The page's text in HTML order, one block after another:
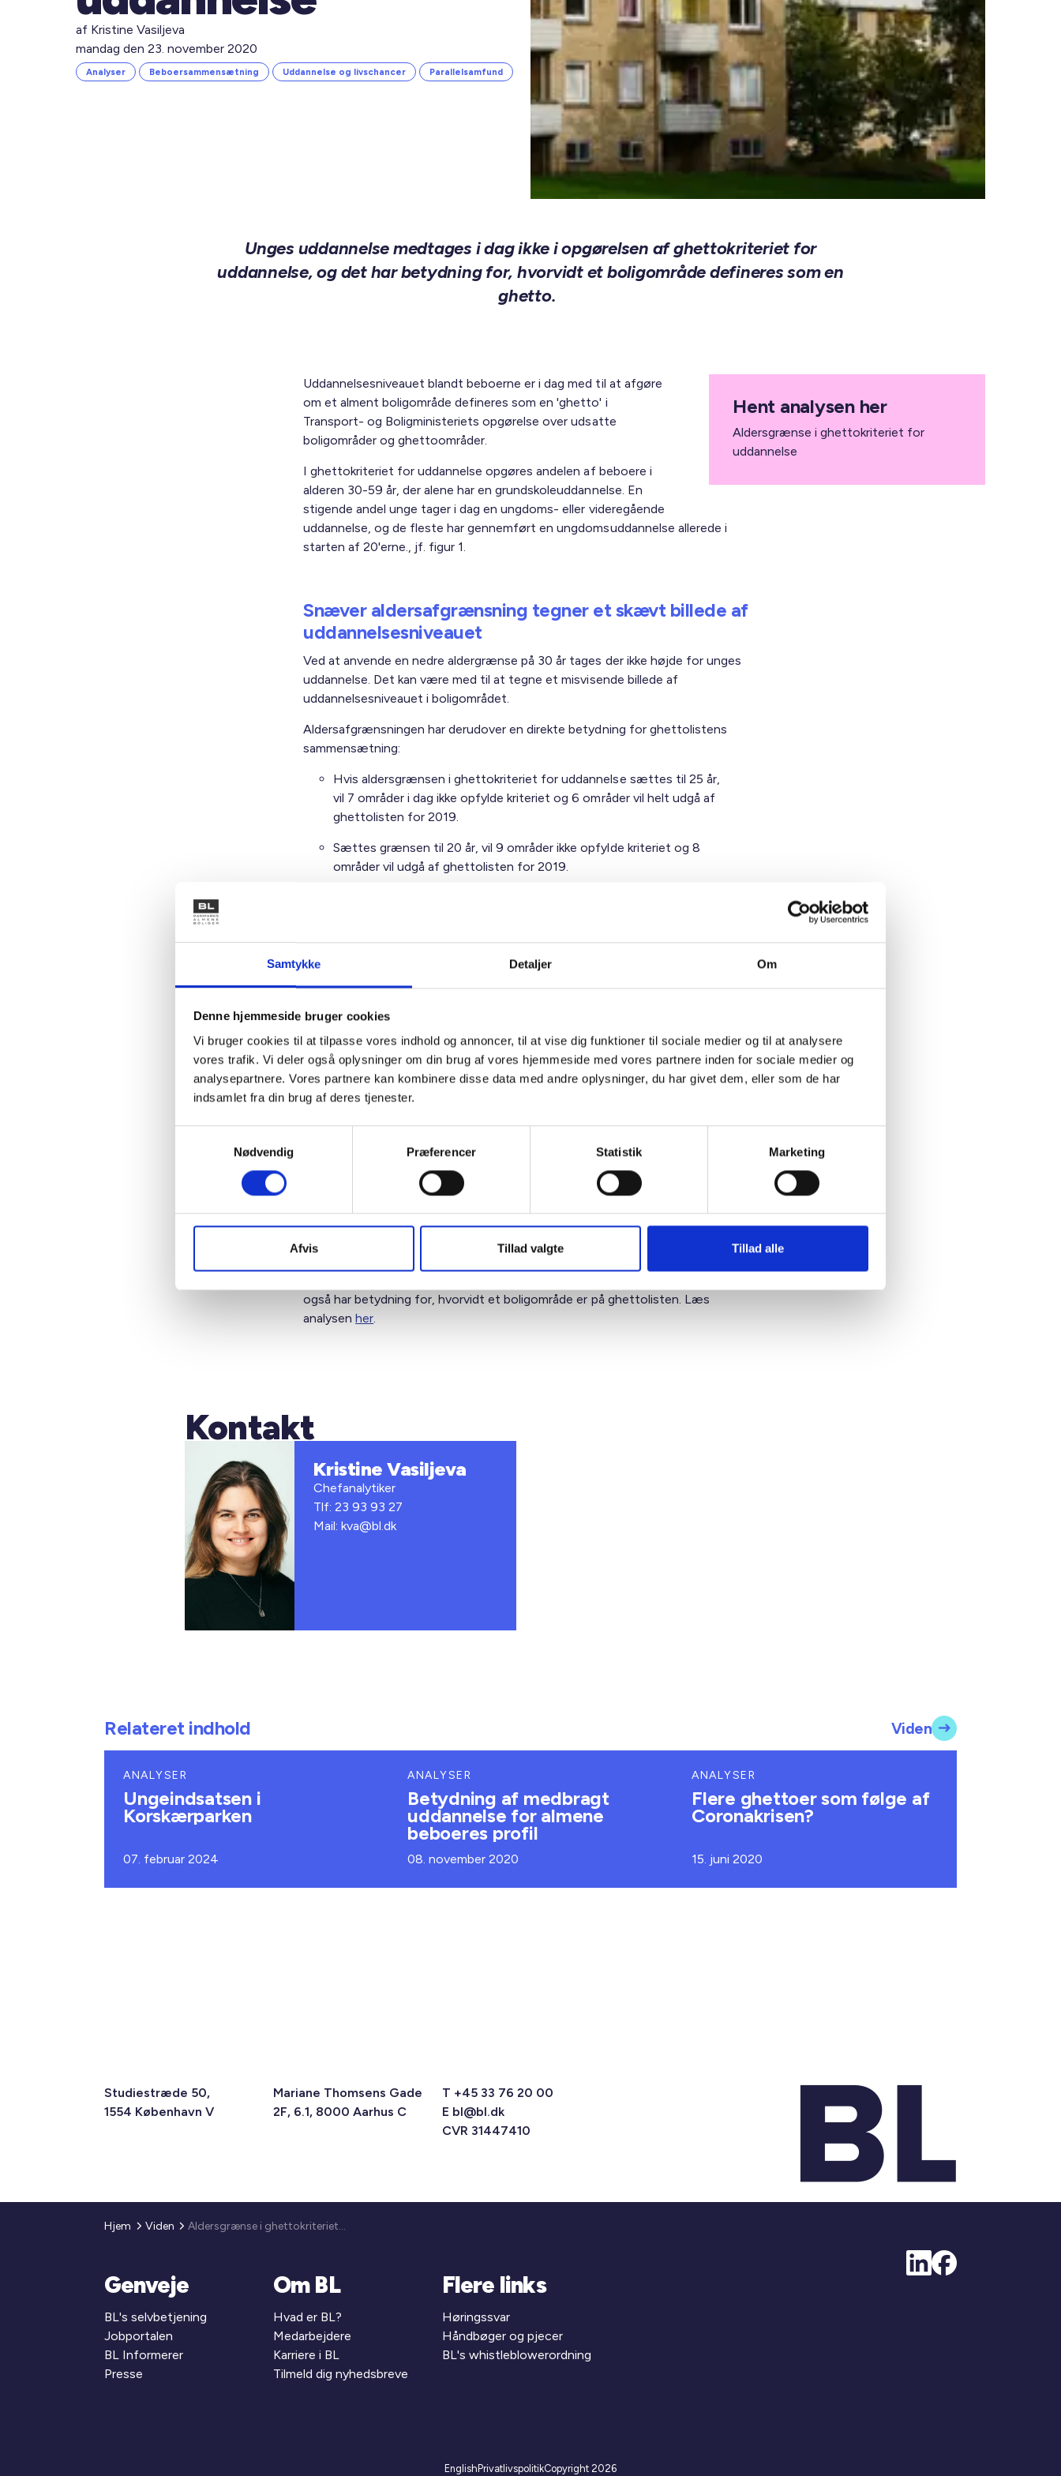
Samtykke Detaljer Om
Denne hjemmeside bruger cookies
Vi bruger cookies til at tilpasse vores indhold og annoncer, til at vise dig funktioner til sociale medier og til at analysere
vores trafik. Vi deler også oplysninger om din brug af vores hjemmeside med vores partnere inden for sociale medier og
analysepartnere. Vores partnere kan kombinere disse data med andre oplysninger, du har givet dem, eller som de har
indsamlet fra din brug af deres tjenester.
Nødvendig
Præferencer Statistik Marketing
Afvis Tillad valgte Tillad alle
af Kristine Vasiljeva
mandag den 23. november 2020
Analyser Beboersammensætning Uddannelse og livschancer Parallelsamfund
Unges uddannelse medtages i dag ikke i opgørelsen af ghettokriteriet for
uddannelse, og det har betydning for, hvorvidt et boligområde defineres som en
ghetto.
Hent analysen her
Aldersgrænse i ghettokriteriet for
uddannelse
Uddannelsesniveauet blandt beboerne er i dag med til at afgøre
om et alment boligområde defineres som en 'ghetto' i
Transport- og Boligministeriets opgørelse over udsatte
boligområder og ghettoområder.
I ghettokriteriet for uddannelse opgøres andelen af beboere i
alderen 30-59 år, der alene har en grundskoleuddannelse. En
stigende andel unge tager i dag en ungdoms- eller videregående
uddannelse, og de fleste har gennemført en ungdomsuddannelse allerede i
starten af 20'erne., jf. figur 1.
Snæver aldersafgrænsning tegner et skævt billede af
uddannelsesniveauet
Ved at anvende en nedre aldergrænse på 30 år tages der ikke højde for unges
uddannelse. Det kan være med til at tegne et misvisende billede af
uddannelsesniveauet i boligområdet.
Aldersafgrænsningen har derudover en direkte betydning for ghettolistens
sammensætning:
Hvis aldersgrænsen i ghettokriteriet for uddannelse sættes til 25 år,
vil 7 områder i dag ikke opfylde kriteriet og 6 områder vil helt udgå af
ghettolisten for 2019.
Sættes grænsen til 20 år, vil 9 områder ikke opfylde kriteriet og 8
områder vil udgå af ghettolisten for 2019.
Note: Aldersfordelingen efter, hvornår en 30 årig i dag har fuldført en
Kilde: BL's egne beregninger pba. Danmarks Statistiks registerdata.
også har betydning for, hvorvidt et boligområde er på ghettolisten. Læs
analysenher.
Kontakt
Kristine Vasiljeva
Chefanalytiker
Tlf: 23 93 93 27
Mail: kva@bl.dk
Relateret indhold Viden
ANALYSER
Ungeindsatsen i
Korskærparken
07. februar 2024
ANALYSER
Betydning af medbragt
uddannelse for almene
beboeres profil
08. november 2020
ANALYSER
Flere ghettoer som følge af
Coronakrisen?
15. juni 2020
Studiestræde 50,
1554 København V
Mariane Thomsens Gade
2F, 6.1, 8000 Aarhus C
T +45 33 76 20 00
E bl@bl.dk
CVR 31447410
Hjem Viden Aldersgrænse i ghettokriteriet for uddannelse
Genveje
BL's selvbetjening
Jobportalen
BL Informerer
Presse
Om BL
Hvad er BL?
Medarbejdere
Karriere i BL
Tilmeld dig nyhedsbreve
Flere links
Høringssvar
Håndbøger og pjecer
BL's whistleblowerordning
English PrivatlivspolitikCopyright 2026